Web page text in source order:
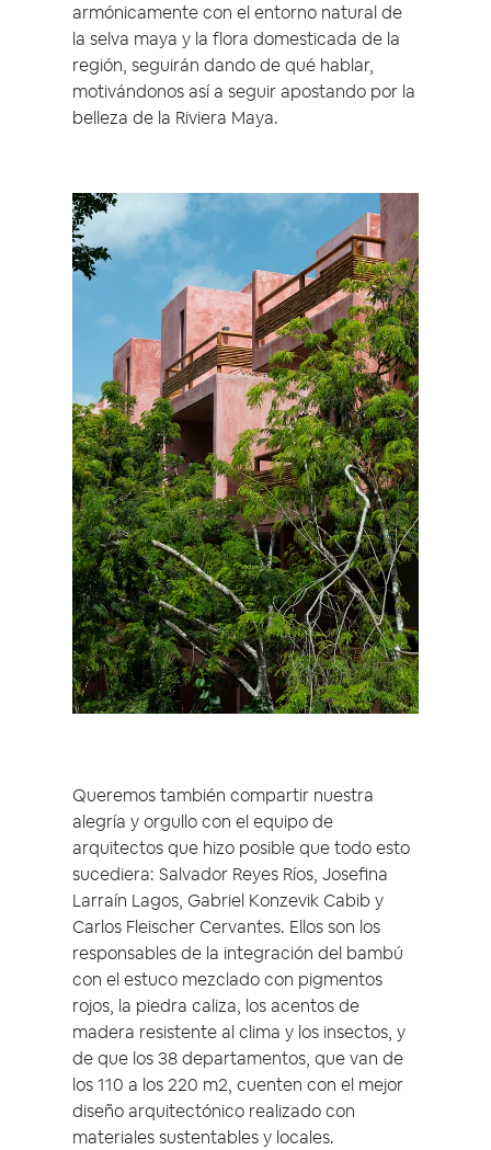
armónicamente con el entorno natural de
la selva maya y la flora domesticada de la
región, seguirán dando de qué hablar,
motivándonos así a seguir apostando por la
belleza de la Riviera Maya.
Queremos también compartir nuestra
alegría y orgullo con el equipo de
arquitectos que hizo posible que todo esto
sucediera: Salvador Reyes Ríos, Josefina
Larraín Lagos, Gabriel Konzevik Cabib y
Carlos Fleischer Cervantes. Ellos son los
responsables de la integración del bambú
con el estuco mezclado con pigmentos
rojos, la piedra caliza, los acentos de
madera resistente al clima y los insectos, y
de que los 38 departamentos, que van de
los 110 a los 220 m2, cuenten con el mejor
diseño arquitectónico realizado con
materiales sustentables y locales.